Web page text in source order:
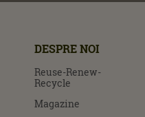
DESPRE NOI
Reuse-Renew-
Recycle
Magazine